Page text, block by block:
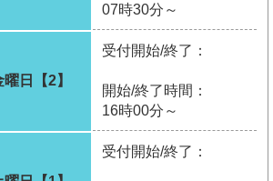
07時30分～
曜日【2】
受付開始/終了：
開始/終了時間：
16時00分～
受付開始/終了：